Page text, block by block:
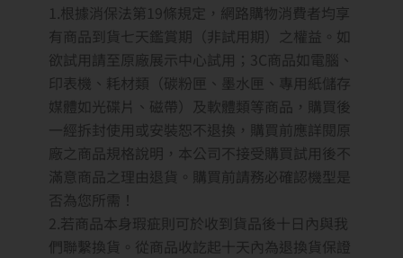
1.根據消保法第19條規定，網路購物消費者均享
有商品到貨七天鑑賞期 （非試用期）
之權益。如
欲試用請至原廠展示中心試用；3C商品如電腦、
印表機、耗材類（碳粉匣、墨水匣、專用紙儲存
媒體如光碟片、磁帶）及軟體類等商品，購買後
一經拆封使用或安裝恕不退換，購買前應詳閱原
廠之商品規格說明，本公司不接受購買試用後不
滿意商品之理由退貨。購買前請務必確認機型是
否為您所需！
2.若商品本身瑕疵則可於收到貨品後十日內與我
們聯繫換貨。從商品收訖起十天內為退換貨保證